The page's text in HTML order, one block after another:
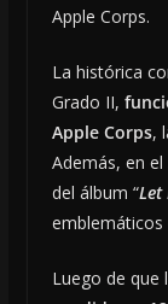
Apple Corps.
La histórica
Grado II,
Apple Corps,
Además, en
del álbum “Let
emblemáticos
Luego de que